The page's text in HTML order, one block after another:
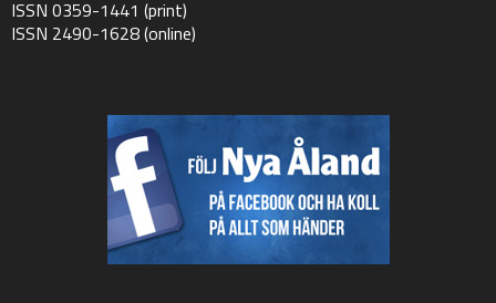
ISSN 0359-1441 (print)
ISSN 2490-1628 (online)